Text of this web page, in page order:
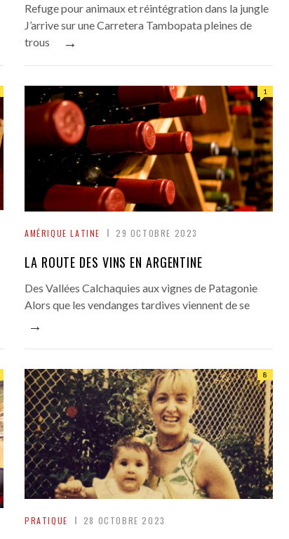
Refuge pour animaux et réintégration dans la jungle
J’arrive sur une Carretera Tambopata pleines de
trous
→
AMÉRIQUE LATINE 29 OCTOBRE 2023
1
LA ROUTE DES VINS EN ARGENTINE
Des Vallées Calchaquies aux vignes de Patagonie
Alors que les vendanges tardives viennent de se
→
PRATIQUE 28 OCTOBRE 2023
8